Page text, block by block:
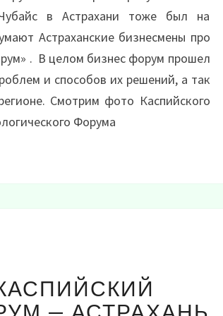
в Астрахани тоже был на
Астраханские бизнесмены про
. В целом бизнес форум прошел
и способов их решений, а так
Смотрим фото Каспийского
Форума